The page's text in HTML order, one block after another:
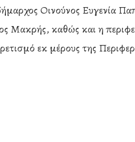
Οινούνος Ευγενία
Μακρής, καθώς και η
εκ μέρους της